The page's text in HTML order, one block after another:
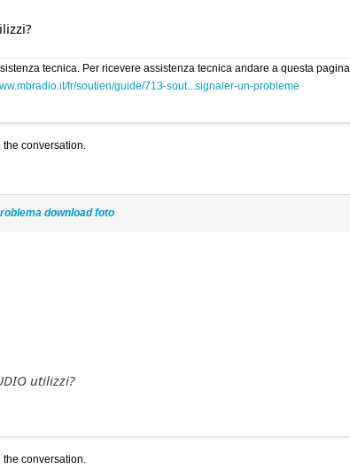
tecnica. Per ricevere assistenza tecnica andare a questa
fr/soutien/guide/713-sout...signaler-un-probleme
conversation.
download foto
utilizzi?
conversation.